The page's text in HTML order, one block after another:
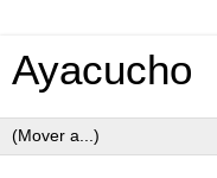
Ayacucho